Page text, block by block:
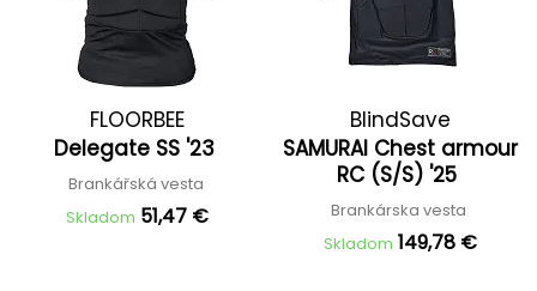
FLOORBEE
Delegate SS '23
Brankářská vesta
Skladom 51,47 €
BlindSave
SAMURAI Chest armour
RC (S/S) '25
Brankárska vesta
Skladom 149,78 €